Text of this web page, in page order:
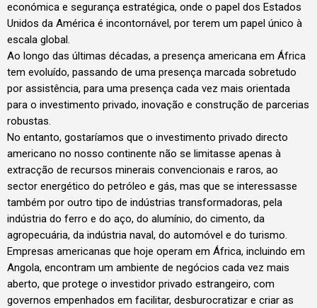
económica e segurança estratégica, onde o papel dos Estados
Unidos da América é incontornável, por terem um papel único à
escala global.
Ao longo das últimas décadas, a presença americana em África
tem evoluído, passando de uma presença marcada sobretudo
por assistência, para uma presença cada vez mais orientada
para o investimento privado, inovação e construção de parcerias
robustas.
No entanto, gostaríamos que o investimento privado directo
americano no nosso continente não se limitasse apenas à
extracção de recursos minerais convencionais e raros, ao
sector energético do petróleo e gás, mas que se interessasse
também por outro tipo de indústrias transformadoras, pela
indústria do ferro e do aço, do alumínio, do cimento, da
agropecuária, da indústria naval, do automóvel e do turismo.
Empresas americanas que hoje operam em África, incluindo em
Angola, encontram um ambiente de negócios cada vez mais
aberto, que protege o investidor privado estrangeiro, com
governos empenhados em facilitar, desburocratizar e criar as